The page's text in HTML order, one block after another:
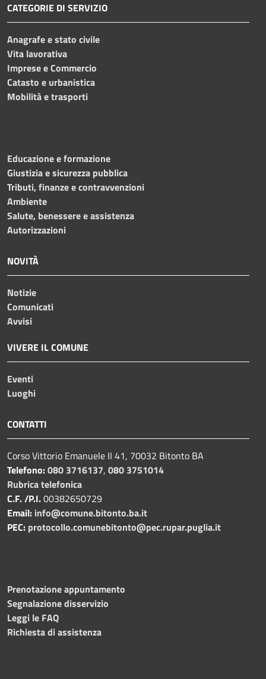
CATEGORIE DI SERVIZIO
Anagrafe e stato civile
Vita lavorativa
Imprese e Commercio
Catasto e urbanistica
Mobilità e trasporti
Educazione e formazione
Giustizia e sicurezza pubblica
Tributi, finanze e contravvenzioni
Ambiente
Salute, benessere e assistenza
Autorizzazioni
NOVITÀ
Notizie
Comunicati
Avvisi
VIVERE IL COMUNE
Eventi
Luoghi
CONTATTI
Corso Vittorio Emanuele II 41, 70032 Bitonto BA
Telefono:080 3716137, 080 3751014
Rubrica telefonica
C.F. /P.I.00382650729
Email: info@comune.bitonto.ba.it
PEC: protocollo.comunebitonto@pec.rupar.puglia.it
Prenotazione appuntamento
Segnalazione disservizio
Leggi le FAQ
Richiesta di assistenza